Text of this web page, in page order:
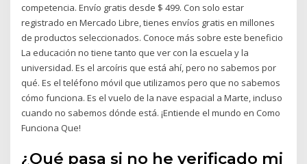
competencia. Envío gratis desde $ 499. Con solo estar
registrado en Mercado Libre, tienes envíos gratis en millones
de productos seleccionados. Conoce más sobre este beneficio
La educación no tiene tanto que ver con la escuela y la
universidad. Es el arcoíris que está ahí, pero no sabemos por
qué. Es el teléfono móvil que utilizamos pero que no sabemos
cómo funciona. Es el vuelo de la nave espacial a Marte, incluso
cuando no sabemos dónde está. ¡Entiende el mundo en Como
Funciona Que!
¿Qué pasa si no he verificado mi